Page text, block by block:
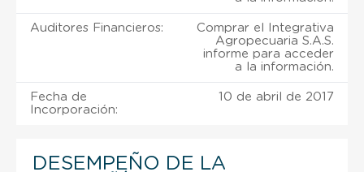
Auditores Financieros:
Comprar el Integrativa
Agropecuaria S.A.S.
informe para acceder
a la información.
Fecha de
Incorporación:
10 de abril de 2017
DESEMPEÑO DE LA